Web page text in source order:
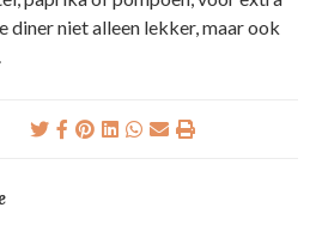
diner niet alleen lekker, maar ook